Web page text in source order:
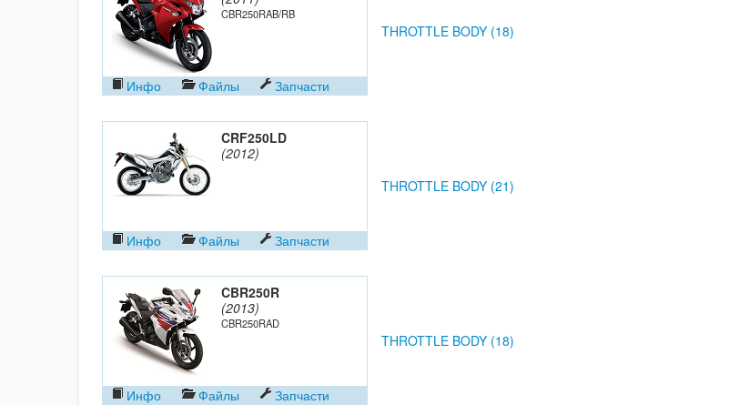
CBR250RAB/RB
Инфо Файлы Запчасти
THROTTLE BODY (18)
CRF250LD
(2012)
Инфо Файлы Запчасти
THROTTLE BODY (21)
CBR250R
(2013)
CBR250RAD
Инфо Файлы Запчасти
THROTTLE BODY (18)